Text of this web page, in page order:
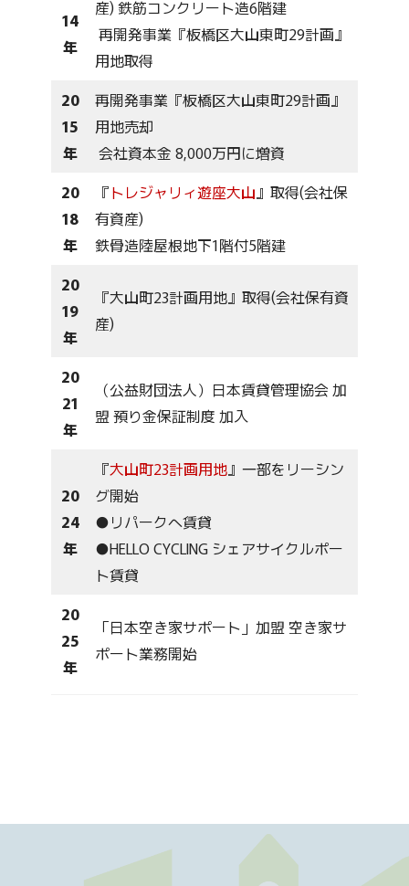
14
年
産) 鉄筋コンクリート造6階建
再開発事業『板橋区大山東町29計画』
用地取得
20
15
年
再開発事業『板橋区大山東町29計画』
用地売却
会社資本金 8,000万円に増資
20
18
年
『トレジャリィ遊座大山』取得(会社保
有資産)
鉄骨造陸屋根地下1階付5階建
20
19
年
『大山町23計画用地』取得(会社保有資
産)
20
21
年
（公益財団法人）日本賃貸管理協会 加
盟 預り金保証制度 加入
20
24
年
『大山町23計画用地』一部をリーシン
グ開始
●リパークへ賃貸
●HELLO CYCLING シェアサイクルポー
ト賃貸
20
25
年
「日本空き家サポート」加盟 空き家サ
ポート業務開始